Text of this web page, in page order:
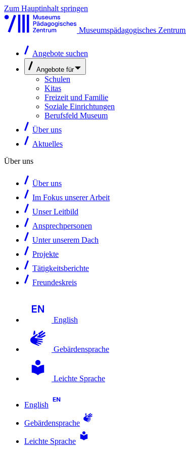
Zum Hauptinhalt springen
Museumspädagogisches Zentrum
Angebote suchen
Angebote für
Schulen
Kitas
Freizeit und Familie
Soziale Einrichtungen
Berufsfeld Museum
Über uns
Aktuelles
Über uns
Über uns
Im Fokus unserer Arbeit
Unser Leitbild
Ansprechpersonen
Unter unserem Dach
Projekte
Tätigkeitsberichte
Freundeskreis
English
Gebärdensprache
Leichte Sprache
English
Gebärdensprache
Leichte Sprache